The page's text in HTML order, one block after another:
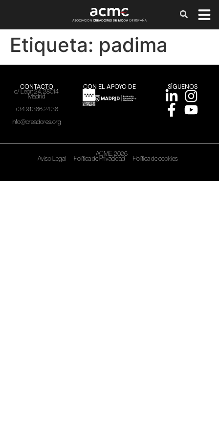
Etiqueta: padima
CONTACTO
c/ León 24, 28014
Madrid
+34 91 366 24 36
info@creadores.org
CON EL APOYO DE SÍGUENOS
ACME, 2026
Aviso Legal Política de Privacidad Política de cookies